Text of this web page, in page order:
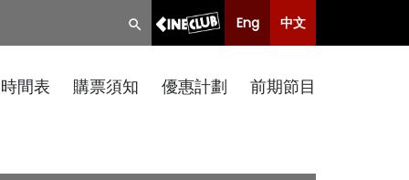
Eng 中文
間表 購票須知 優惠計劃 前期節目